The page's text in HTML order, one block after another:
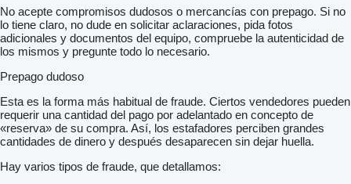
No acepte compromisos dudosos o mercancías con prepago. Si no
lo tiene claro, no dude en solicitar aclaraciones, pida fotos
adicionales y documentos del equipo, compruebe la autenticidad de
los mismos y pregunte todo lo necesario.
Prepago dudoso
Esta es la forma más habitual de fraude. Ciertos vendedores pueden
requerir una cantidad del pago por adelantado en concepto de
«reserva» de su compra. Así, los estafadores perciben grandes
cantidades de dinero y después desaparecen sin dejar huella.
Hay varios tipos de fraude, que detallamos: